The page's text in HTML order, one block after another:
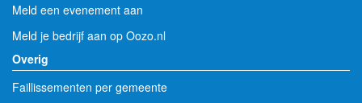
Meld een evenement aan
Meld je bedrijf aan op Oozo.nl
Overig
Faillissementen per gemeente